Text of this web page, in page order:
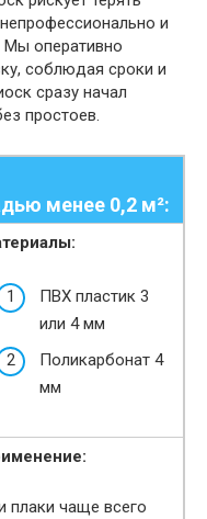
и
Мы оперативно
соблюдая сроки и
сразу начал
простоев.
менее 0,2 м²:
ПВХ пластик 3
или 4 мм
Поликарбонат 4
мм
плаки чаще всего